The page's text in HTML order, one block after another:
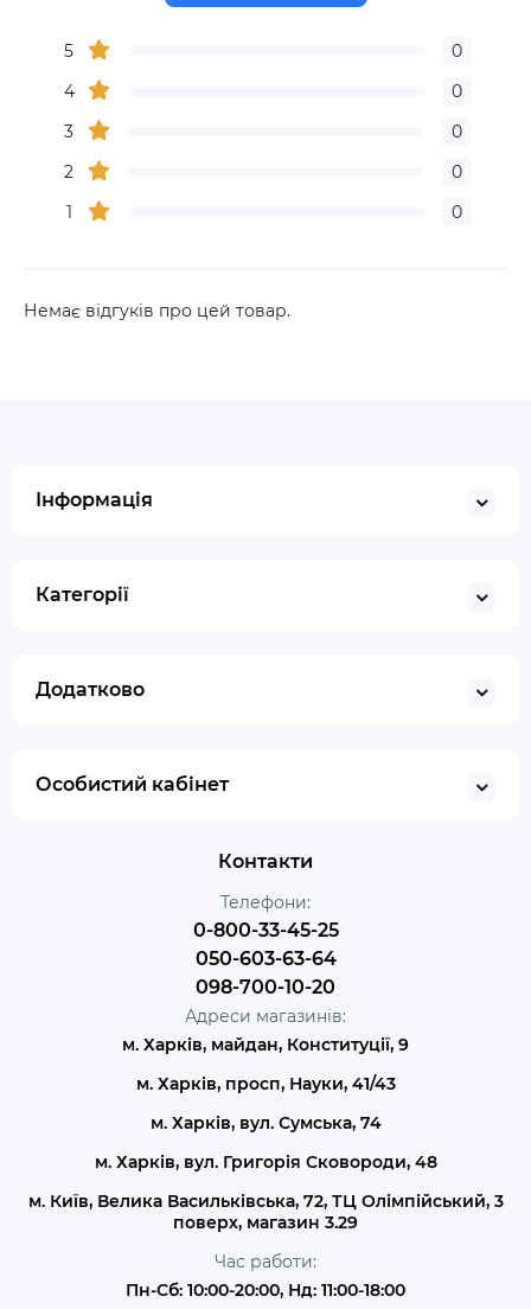
5
0
4
0
3
0
2
0
1
0
Немає відгуків про цей товар.
Інформація
Категорії
Додатково
Особистий кабінет
Контакти
Телефони:
0-800-33-45-25
050-603-63-64
098-700-10-20
Адреси магазинів:
м. Харків, майдан, Конституції, 9
м. Харків, просп, Науки, 41/43
м. Харків, вул. Сумська, 74
м. Харків, вул. Григорія Сковороди, 48
м. Київ, Велика Васильківська, 72, ТЦ Олімпійський, 3
поверх, магазин 3.29
Час работи:
Пн-Сб: 10:00-20:00, Нд: 11:00-18:00